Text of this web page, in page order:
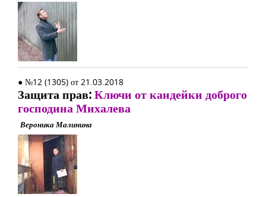
● №12 (1305) от 21.03.2018
Защита прав:Ключи от кандейки доброго
господина Михалева
Вероника Малинина